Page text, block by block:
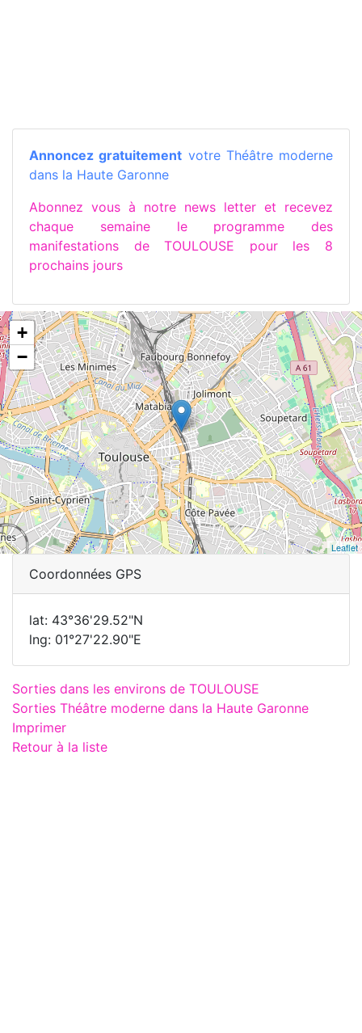
Annoncez gratuitement votre Théâtre moderne
dans la Haute Garonne
Abonnez vous à notre news letter et recevez
chaque semaine le programme des
manifestations de TOULOUSE pour les 8
prochains jours
+
−
Leaflet
Coordonnées GPS
lat: 43°36'29.52"N
lng: 01°27'22.90"E
Sorties dans les environs de TOULOUSE
Sorties Théâtre moderne dans la Haute Garonne
Imprimer
Retour à la liste